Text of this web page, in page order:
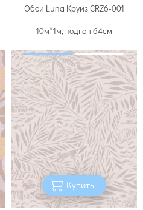
Обои Luna Круиз CRZ6-001
10м*1м, подгон 64см
Купить